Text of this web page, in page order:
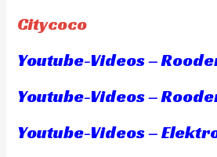
Citycoco
Youtube-Videos –
Youtube-Videos –
Youtube-Videos –